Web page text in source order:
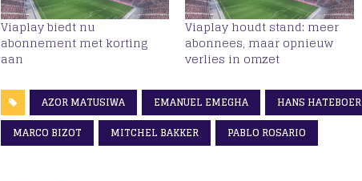
Viaplay biedt nu
abonnement met korting
aan
Viaplay houdt stand: meer
abonnees, maar opnieuw
verlies in omzet
AZOR MATUSIWA EMANUEL EMEGHA HANS HATEBOER
MARCO BIZOT
MITCHEL BAKKER PABLO ROSARIO